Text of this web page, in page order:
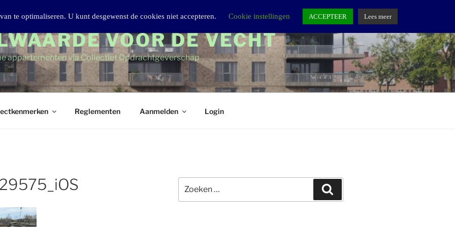
VOOR DE VECHT
appartementen via Collectief Opdrachtgeverschap
Reglementen Aanmelden Login
naar:
te optimaliseren. U kunt desgewenst de cookies niet accepteren. Cookie instellingen ACCEPTEER Lees meer